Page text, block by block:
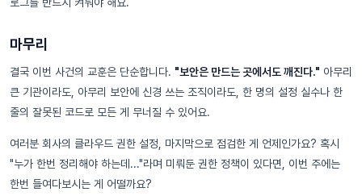
로그를 반드시 켜둬야 해요.
마무리
결국 이번 사건의 교훈은 단순합니다. "보안은 만드는 곳에서도 깨진다." 아무리
큰 기관이라도, 아무리 보안에 신경 쓰는 조직이라도, 한 명의 설정 실수나 한
줄의 잘못된 코드로 모든 게 무너질 수 있어요.
여러분 회사의 클라우드 권한 설정, 마지막으로 점검한 게 언제인가요? 혹시
"누가 한번 정리해야 하는데..."라며 미뤄둔 권한 정책이 있다면, 이번 주에는
한번 들여다보시는 게 어떨까요?